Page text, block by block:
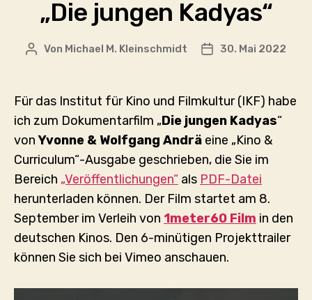
„Die jungen Kadyas“
Beitragsautor
Von Michael M. Kleinschmidt 30. Mai 2022
Für das Institut für Kino und Filmkultur (IKF) habe
ich zum Dokumentarfilm „Die jungen Kadyas“
vonYvonne & Wolfgang Andrä eine „Kino &
Curriculum“-Ausgabe geschrieben, die Sie im
Bereich „Veröffentlichungen“ als PDF-Datei
herunterladen können. Der Film startet am 8.
September im Verleih von 1meter60 Film in den
deutschen Kinos. Den 6-minütigen Projekttrailer
können Sie sich bei Vimeo anschauen.